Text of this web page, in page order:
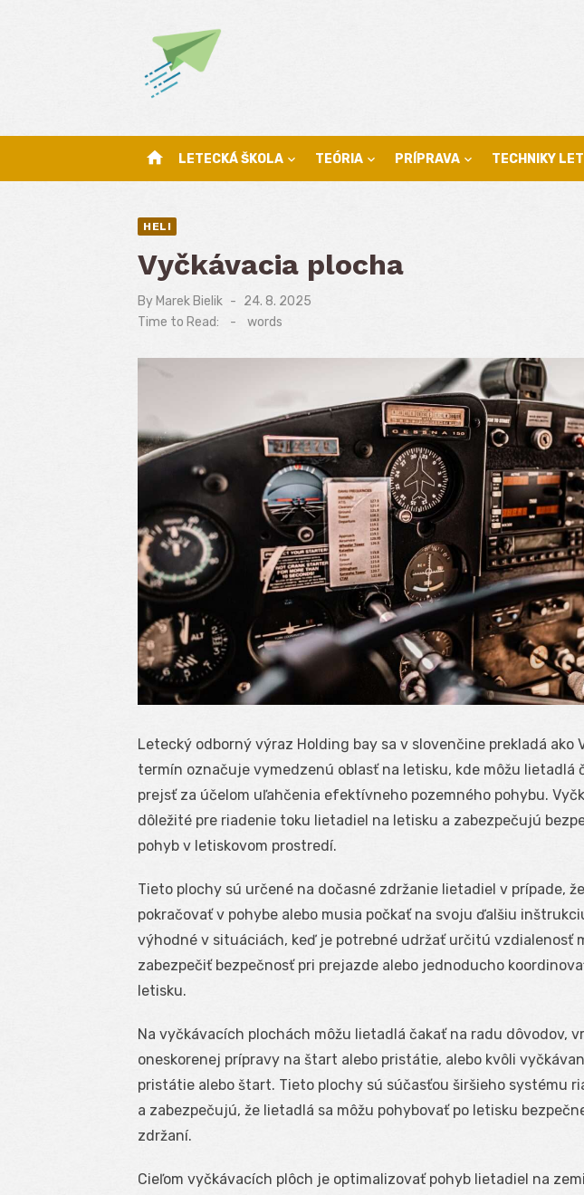
home LETECKÁ ŠKOLA TEÓRIA PRÍPRAVA TECHNIKY
HELI
Vyčkávacia plocha
By Marek Bielik
Posted
on
24. 8. 2025
Time to Read:
- words
Letecký odborný výraz Holding bay sa v slovenčine prekladá ako
termín označuje vymedzenú oblasť na letisku, kde môžu lietadlá
prejsť za účelom uľahčenia efektívneho pozemného pohybu.
dôležité pre riadenie toku lietadiel na letisku a zabezpečujú
pohyb v letiskovom prostredí.
Tieto plochy sú určené na dočasné zdržanie lietadiel v prípade,
pokračovať v pohybe alebo musia počkať na svoju ďalšiu
výhodné v situáciách, keď je potrebné udržať určitú vzdialenosť
zabezpečiť bezpečnosť pri prejazde alebo jednoducho
letisku.
Na vyčkávacích plochách môžu lietadlá čakať na radu dôvodov,
oneskorenej prípravy na štart alebo pristátie, alebo kvôli
pristátie alebo štart. Tieto plochy sú súčasťou širšieho systému
a zabezpečujú, že lietadlá sa môžu pohybovať po letisku
zdržaní.
Cieľom vyčkávacích plôch je optimalizovať pohyb lietadiel na